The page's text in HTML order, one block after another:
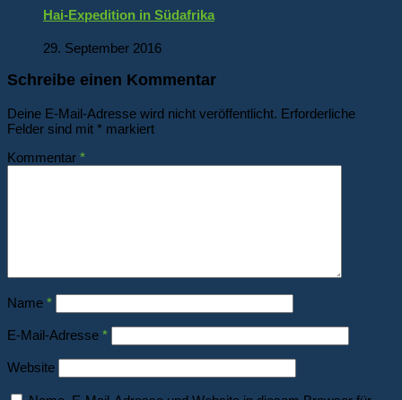
Hai-Expedition in Südafrika
29. September 2016
Schreibe einen Kommentar
Deine E-Mail-Adresse wird nicht veröffentlicht. Erforderliche
Felder sind mit * markiert
Kommentar *
Name *
E-Mail-Adresse *
Website